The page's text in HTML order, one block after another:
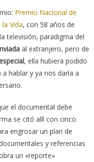
Premio Nacional de
Vida, con 58 años de
televisión, paradigma del
al extranjero, pero de
, ella hubiera podido
hablar y ya nos daría a
el documental debe
se citó allí con cinco
engrosar un plan de
y referencias
un «reporte»